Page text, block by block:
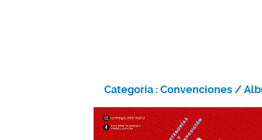
Categoria :Convenciones /